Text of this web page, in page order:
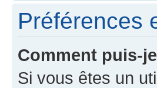
Préférences
Comment puis-
Si vous êtes un